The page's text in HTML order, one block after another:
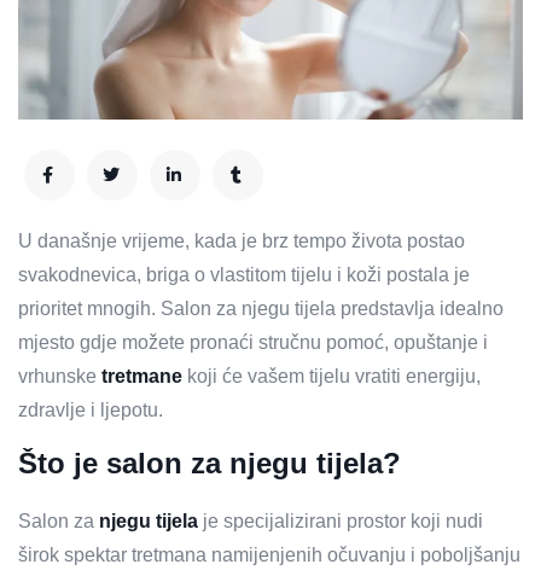
U današnje vrijeme, kada je brz tempo života postao
svakodnevica, briga o vlastitom tijelu i koži postala je
prioritet mnogih. Salon za njegu tijela predstavlja idealno
mjesto gdje možete pronaći stručnu pomoć, opuštanje i
vrhunske tretmane koji će vašem tijelu vratiti energiju,
zdravlje i ljepotu.
Što je salon za njegu tijela?
Salon za njegu tijela je specijalizirani prostor koji nudi
širok spektar tretmana namijenjenih očuvanju i poboljšanju